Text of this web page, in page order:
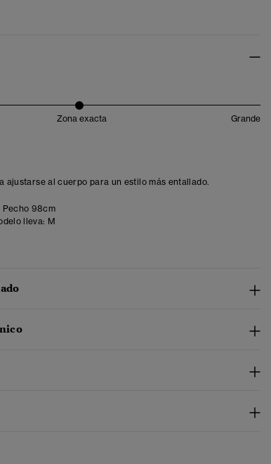
Zona exacta Grande
ajustarse al cuerpo para un estilo más entallado.
Pecho 98cm
lleva: M